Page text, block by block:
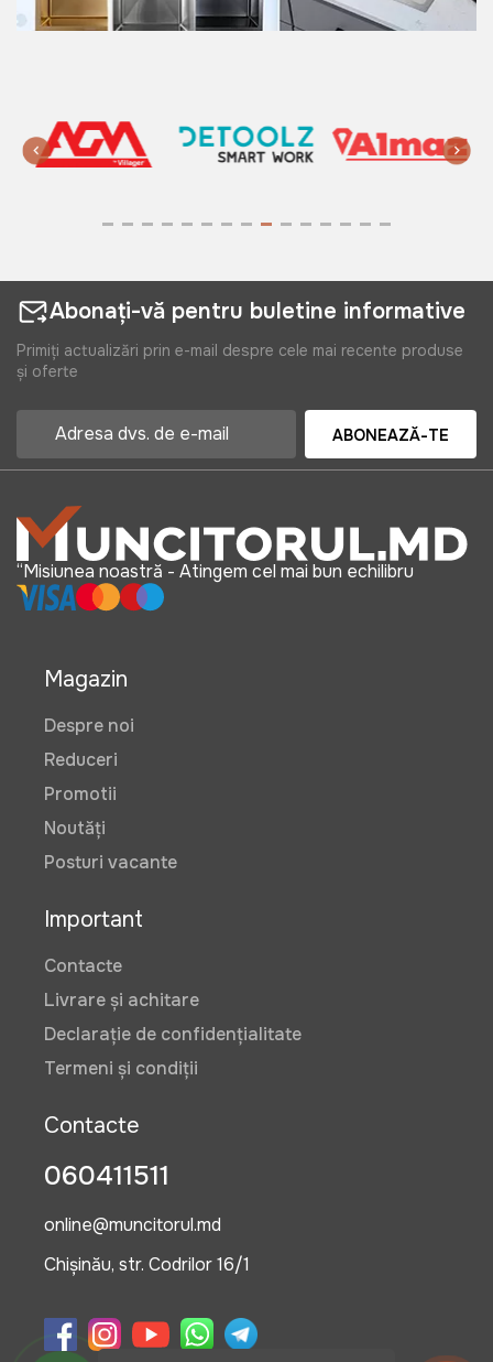
Chiuveta blat anticalcar| inox
Abonați-vă pentru buletine informative
Primiți actualizări prin e-mail despre cele mai recente produse
și oferte
ABONEAZĂ-TE
“Misiunea noastră - Atingem cel mai bun echilibru
Magazin
Despre noi
Reduceri
Promotii
Noutăți
Posturi vacante
Important
Contacte
Livrare și achitare
Declarație de confidențialitate
Termeni și condiții
Contacte
060411511
online@muncitorul.md
Chișinău, str. Codrilor 16/1